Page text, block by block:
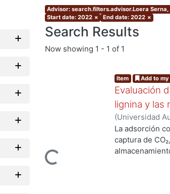
Advisor: search.filters.advisor.Loera Serna,
Start date: 2022 × End date: 2022 ×
Search Results
Now showing 1 - 1 of 1
Loading...
Item Add to
Evaluación
lignina y las
(Universidad
de Servicios
La adsorción
captura de